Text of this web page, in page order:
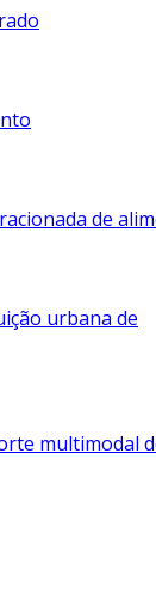
de
urbana de
multimodal